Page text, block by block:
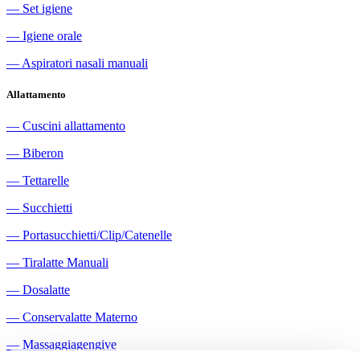
― Set igiene
― Igiene orale
― Aspiratori nasali manuali
Allattamento
― Cuscini allattamento
― Biberon
― Tettarelle
― Succhietti
― Portasucchietti/Clip/Catenelle
― Tiralatte Manuali
― Dosalatte
― Conservalatte Materno
―Massaggiagengive